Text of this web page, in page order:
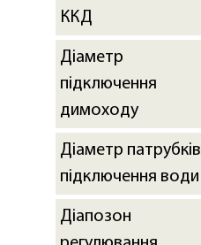
ККД
Діаметр
підключення
димоходу
Діаметр патрубків
підключення води
Діапозон